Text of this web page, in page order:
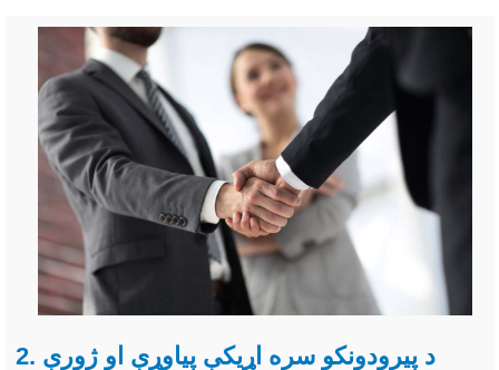
2. د پیرودونکو سره اړیکې پیاوړې او ژورې